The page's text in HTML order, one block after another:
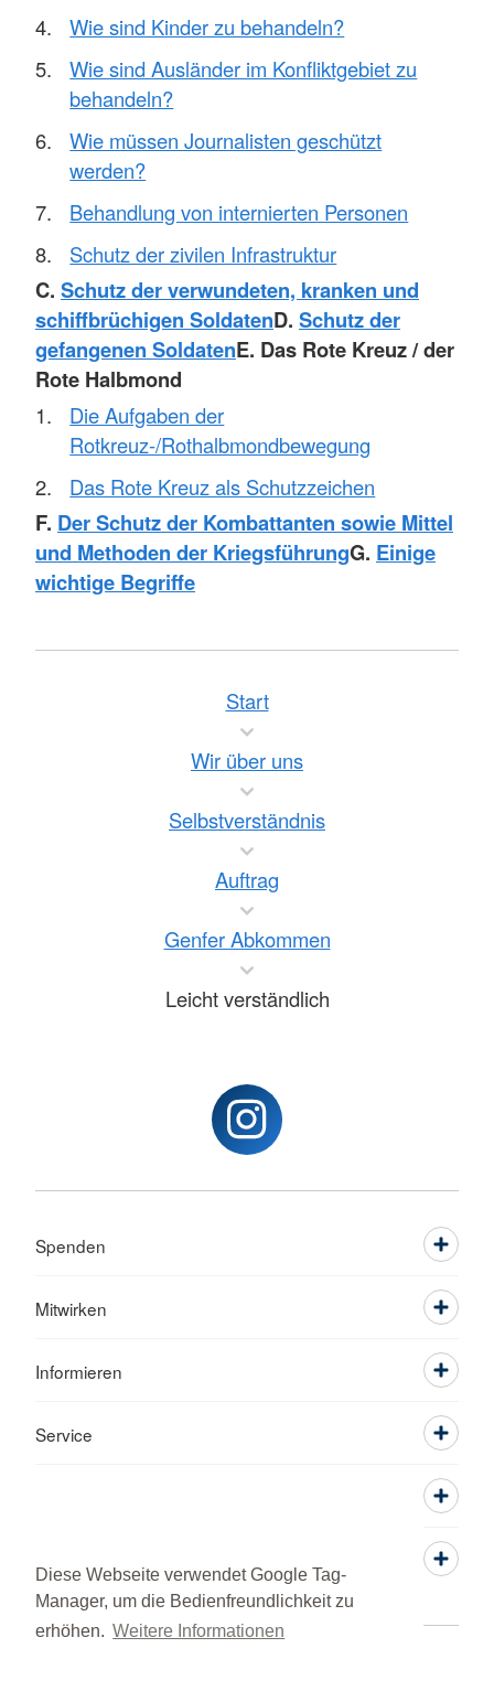
Diese Webseite verwendet Google Tag-
Manager, um die Bedienfreundlichkeit zu
erhöhen. Weitere Informationen
Wie sind Kinder zu behandeln?
Wie sind Ausländer im Konfliktgebiet zu
behandeln?
Wie müssen Journalisten geschützt
werden?
Behandlung von internierten Personen
Schutz der zivilen Infrastruktur
C. Schutz der verwundeten, kranken und
schiffbrüchigen SoldatenD. Schutz der
gefangenen SoldatenE. Das Rote Kreuz / der
Rote Halbmond
Die Aufgaben der
Rotkreuz-/Rothalbmondbewegung
Das Rote Kreuz als Schutzzeichen
F. Der Schutz der Kombattanten sowie Mittel
und Methoden der KriegsführungG. Einige
wichtige Begriffe
Start
Wir über uns
Selbstverständnis
Auftrag
Genfer Abkommen
Leicht verständlich
Spenden
Mitwirken
Informieren
Service